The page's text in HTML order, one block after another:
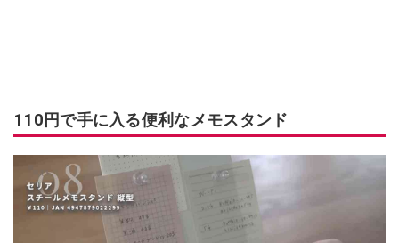
110円で手に入る便利なメモスタンド